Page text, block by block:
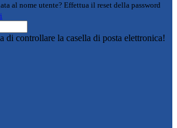
al nome utente? Effettua il reset della password
di controllare la casella di posta elettronica!